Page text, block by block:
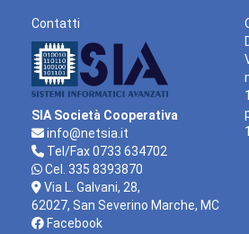
Contatti
SIA Società Cooperativa
info@netsia.it
Tel/Fax 0733 634702
Cel. 335 8393870
Via L. Galvani, 28,
62027, San Severino Marche, MC
Facebook